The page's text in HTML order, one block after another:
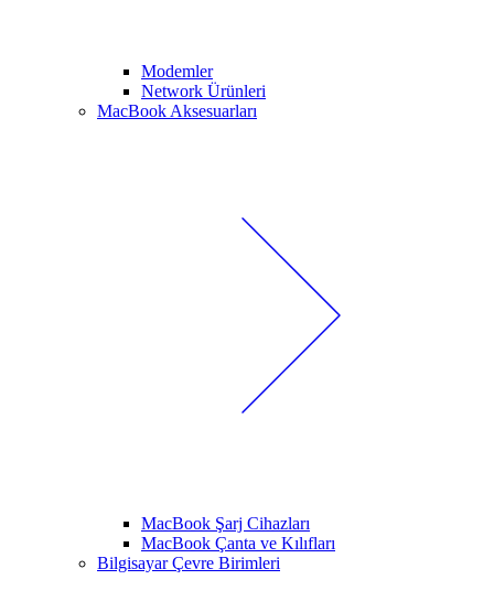
Modemler
Network Ürünleri
MacBook Aksesuarları
MacBook Şarj Cihazları
MacBook Çanta ve Kılıfları
Bilgisayar Çevre Birimleri